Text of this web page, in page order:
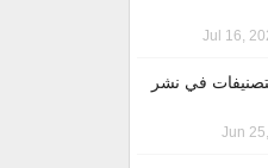
Jul 16,
في نشر
Jun